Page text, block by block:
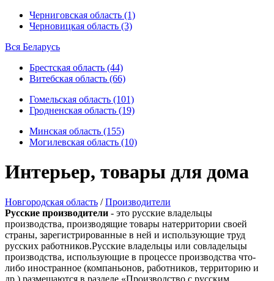
Черниговская область (1)
Черновицкая область (3)
Вся Беларусь
Брестская область (44)
Витебская область (66)
Гомельская область (101)
Гродненская область (19)
Минская область (155)
Могилевская область (10)
Интерьер, товары для дома
Новгородская область /Производители
Русские производители - это русские владельцы
производства, производящие товары натерритории своей
страны, зарегистрированные в ней и использующие труд
русских работников.Русские владельцы или совладельцы
производства, использующие в процессе производства что-
либо иностранное (компаньонов, работников, территорию и
др.) размещаются в разделе «Производство с русским